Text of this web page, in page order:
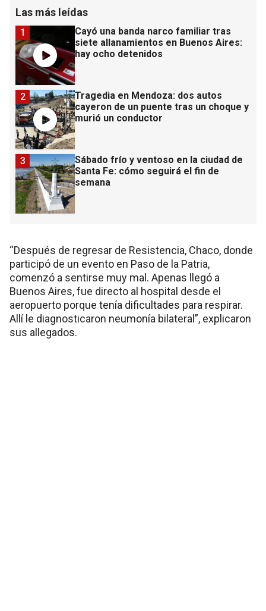
Las más leídas
Cayó una banda narco familiar tras
siete allanamientos en Buenos Aires:
hay ocho detenidos
1
Tragedia en Mendoza: dos autos
cayeron de un puente tras un choque y
murió un conductor
2
Sábado frío y ventoso en la ciudad de
Santa Fe: cómo seguirá el fin de
semana
3
“Después de regresar de Resistencia, Chaco, donde
participó de un evento en Paso de la Patria,
comenzó a sentirse muy mal. Apenas llegó a
Buenos Aires, fue directo al hospital desde el
aeropuerto porque tenía dificultades para respirar.
Allí le diagnosticaron neumonía bilateral”, explicaron
sus allegados.